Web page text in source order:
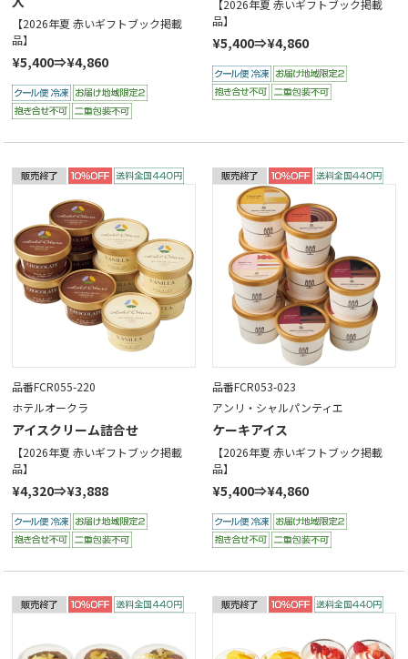
【2026年夏 赤いギフトブック掲載
品】
¥5,400⇒¥4,860
【2026年夏 赤いギフトブック掲載
品】
¥5,400⇒¥4,860
品番FCR055-220
ホテルオークラ
アイスクリーム詰合せ
【2026年夏 赤いギフトブック掲載
品】
¥4,320⇒¥3,888
品番FCR053-023
アンリ・シャルパンティエ
ケーキアイス
【2026年夏 赤いギフトブック掲載
品】
¥5,400⇒¥4,860